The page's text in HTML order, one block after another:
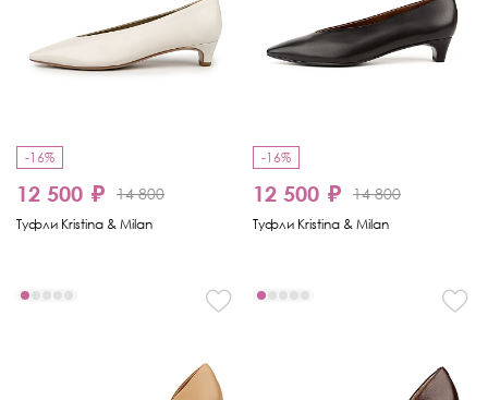
-16%
12 500 ₽ 14 800
Туфли Kristina & Milan
-16%
12 500 ₽ 14 800
Туфли Kristina & Milan